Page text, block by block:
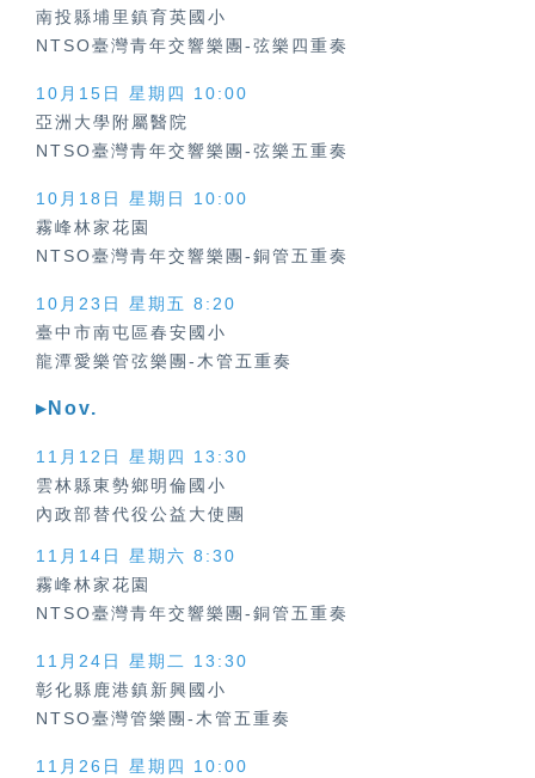
南投縣埔里鎮育英國小
NTSO臺灣青年交響樂團-弦樂四重奏
10月15日 星期四 10:00
亞洲大學附屬醫院
NTSO臺灣青年交響樂團-弦樂五重奏
10月18日 星期日 10:00
霧峰林家花園
NTSO臺灣青年交響樂團-銅管五重奏
10月23日 星期五 8:20
臺中市南屯區春安國小
龍潭愛樂管弦樂團-木管五重奏
▸Nov.
11月12日 星期四
13:30
雲林縣東勢鄉明倫國小
內政部替代役公益大使團
11月14日 星期六 8:30
霧峰林家花園
NTSO臺灣青年交響樂團-銅管五重奏
11月24日 星期二 13:30
彰化縣鹿港鎮新興國小
NTSO臺灣管樂團-木管五重奏
11月26日 星期四 10:00